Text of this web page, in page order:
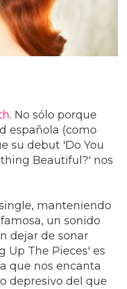
. No sólo porque
española (como
su debut 'Do You
Beautiful?' nos
manteniendo
un sonido
dejar de sonar
Up The Pieces' es
que nos encanta
depresivo del que